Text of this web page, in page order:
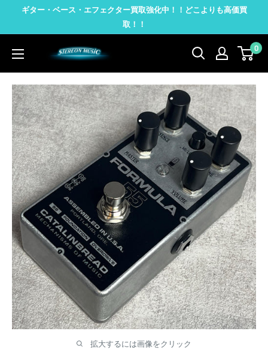
ツ
ギター・ベース・エフェクター買取強化中！！どこよりも高価買
取！！
STEREON
MUSIC
0
拡大するには画像をクリック